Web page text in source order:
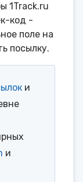
1Track.ru
код -
поле на
посылку.
и
и